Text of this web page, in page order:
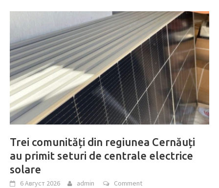
Trei comunități din regiunea Cernăuți
au primit seturi de centrale electrice
solare
6 Август 2026 admin Comment